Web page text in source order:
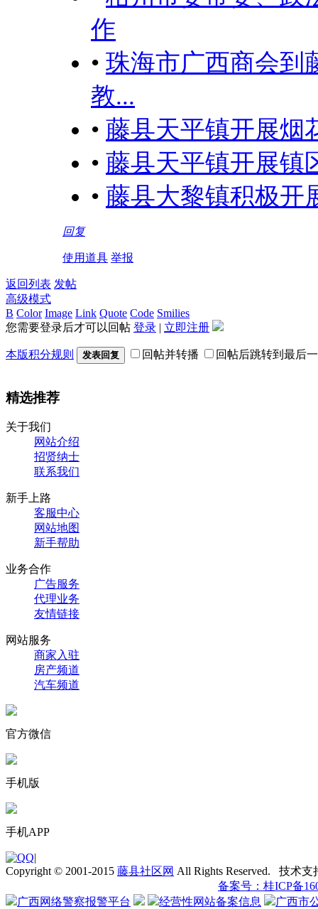
作
• 珠海市广西商会到
教...
• 藤县天平镇开展烟
• 藤县天平镇开展镇
• 藤县大黎镇积极开
回复
使用道具 举报
返回列表 发帖
高级模式
B Color Image Link Quote Code Smilies
您需要登录后才可以回帖 登录 | 立即注册
本版积分规则 发表回复 回帖并转播 回帖后跳转到最后
精选推荐
关于我们
网站介绍
招贤纳士
联系我们
新手上路
客服中心
网站地图
新手帮助
业务合作
广告服务
代理业务
友情链接
网站服务
商家入驻
房产频道
汽车频道
官方微信
手机版
手机APP
|
Copyright © 2001-2015 藤县社区网 All Rights Reserved. 技术支
备案号：桂ICP备
广西网络警察报警平台
经营性网站备案信息
广西市